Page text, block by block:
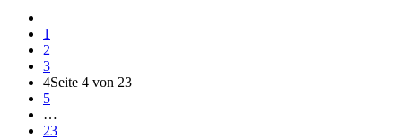
1
2
3
4Seite 4 von 23
5
…
23